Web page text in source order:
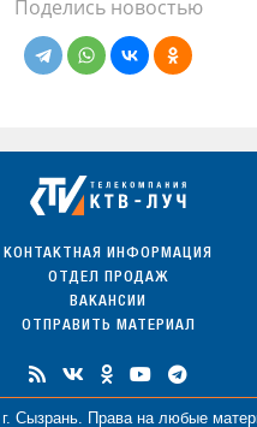
Поделись новостью
КОНТАКТНАЯ ИНФОРМАЦИЯ
ОТДЕЛ ПРОДАЖ
ВАКАНСИИ
ОТПРАВИТЬ МАТЕРИАЛ
Сызрань. Права на любые